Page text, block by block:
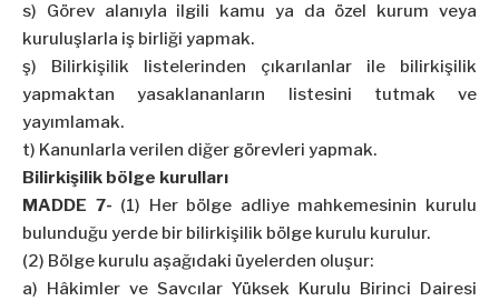
s) Görev alanıyla ilgili kamu ya da özel kurum veya
kuruluşlarla iş birliği yapmak.
ş) Bilirkişilik listelerinden çıkarılanlar ile bilirkişilik
yapmaktan yasaklananların listesini tutmak ve
yayımlamak.
t) Kanunlarla verilen diğer görevleri yapmak.
Bilirkişilik bölge kurulları
MADDE 7- (1) Her bölge adliye mahkemesinin kurulu
bulunduğu yerde bir bilirkişilik bölge kurulu kurulur.
(2) Bölge kurulu aşağıdaki üyelerden oluşur:
a) Hâkimler ve Savcılar Yüksek Kurulu Birinci Dairesi